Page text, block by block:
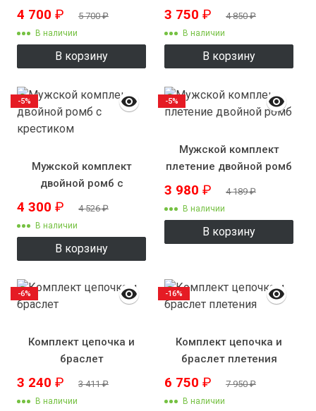
см 5 мм
4 700 ₽ 5 700₽
В наличии
В корзину
3 750 ₽ 4 850₽
В наличии
В корзину
Мужской комплект
двойной ромб с
крестиком
4 300 ₽ 4 526₽
В наличии
В корзину
-5%
Мужской комплект
плетение двойной ромб
3 980 ₽ 4 189₽
В наличии
В корзину
-5%
Комплект цепочка и
браслет
3 240 ₽ 3 411₽
В наличии
-6%
Комплект цепочка и
браслет плетения
"бисмарк" 7 мм с
6 750 ₽ 7 950₽
В наличии
-16%